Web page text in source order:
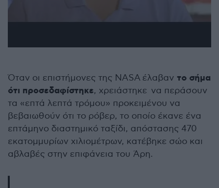
Όταν οι επιστήμονες της NASA έλαβαν το σήμα
ότι προσεδαφίστηκε, χρειάστηκε να περάσουν
τα «επτά λεπτά τρόμου» προκειμένου να
βεβαιωθούν ότι το ρόβερ, το οποίο έκανε ένα
επτάμηνο διαστημικό ταξίδι, απόστασης 470
εκατομμυρίων χιλιομέτρων, κατέβηκε σώο και
αβλαβές στην επιφάνεια του Άρη.